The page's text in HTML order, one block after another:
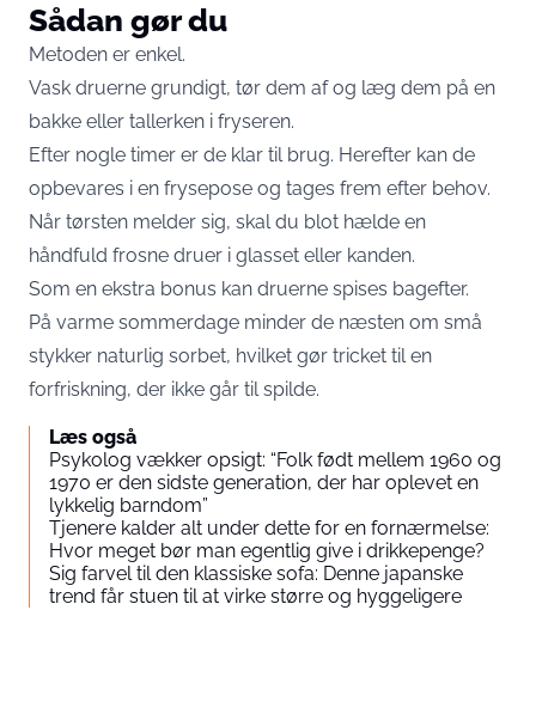
Sådan gør du
Metoden er enkel.
Vask druerne grundigt, tør dem af og læg dem på en
bakke eller tallerken i fryseren.
Efter nogle timer er de klar til brug. Herefter kan de
opbevares i en frysepose og tages frem efter behov.
Når tørsten melder sig, skal du blot hælde en
håndfuld frosne druer i glasset eller kanden.
Som en ekstra bonus kan druerne spises bagefter.
På varme sommerdage minder de næsten om små
stykker naturlig sorbet, hvilket gør tricket til en
forfriskning, der ikke går til spilde.
Læs også
Psykolog vækker opsigt: “Folk født mellem 1960 og
1970 er den sidste generation, der har oplevet en
lykkelig barndom”
Tjenere kalder alt under dette for en fornærmelse:
Hvor meget bør man egentlig give i drikkepenge?
Sig farvel til den klassiske sofa: Denne japanske
trend får stuen til at virke større og hyggeligere